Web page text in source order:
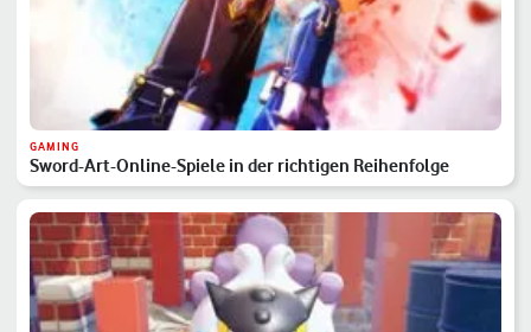
GAMING
Sword-Art-Online-Spiele in der richtigen Reihenfolge